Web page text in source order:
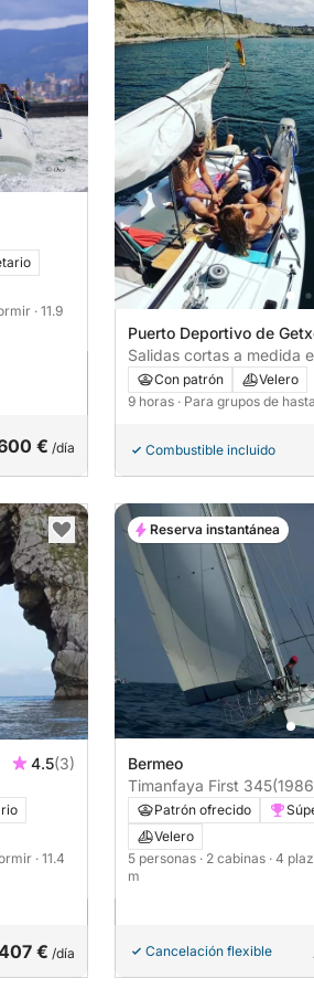
· 11.9
€ /día
Puerto Deportivo de
Guecho, España
Salidas cortas a medida en un
especial.
Con patrón
Velero
9 horas · Para grupos de
Combustible incluido
4.5(3)
· 11.4
€ /día
Bermeo
Timanfaya First 345
Patrón ofrecido
Velero
5 personas · 2 cabinas · 4
m
Cancelación flexible
Reserva instantánea